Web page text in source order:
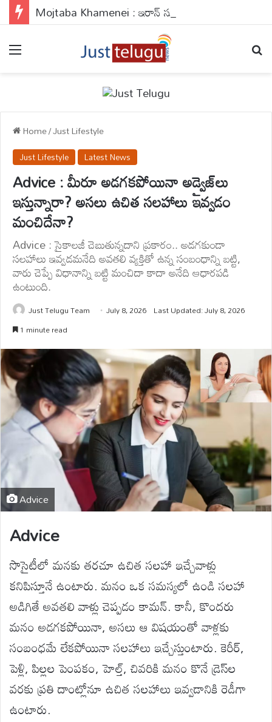
Home/Just Lifestyle
Just Lifestyle Latest News
Advice : మీరూ అడగకపోయినా అడ్వైజ్‌లు
ఇస్తున్నారా? అసలు ఉచిత సలహాలు ఇవ్వడం
మంచిదేనా?
Advice : సైకాలజీ చెబుతున్నదాని ప్రకారం.. అడగకుండా
సలహాలు ఇవ్వడమనేది అవతలి వ్యక్తితో ఉన్న సంబంధాన్ని బట్టి,
వారు చెప్పే విధానాన్ని బట్టి మంచిదా కాదా అనేది ఆధారపడి
ఉంటుంది.
Just Telugu Team July 8, 2026 Last Updated: July 8, 2026
1 minute read
Advice
Advice
సొసైటీలో మనకు తరచూ ఉచిత సలహా ఇచ్చేవాళ్లు
కనిపిస్తూనే ఉంటారు. మనం ఒక సమస్యలో ఉండి సలహా
అడిగితే అవతలి వాళ్లు చెప్పడం కామన్. కానీ, కొందరు
మనం అడగకపోయినా, అసలు ఆ విషయంతో వాళ్లకు
సంబంధమే లేకపోయినా సలహాలు ఇచ్చేస్తుంటారు. కెరీర్,
పెళ్లి, పిల్లల పెంపకం, హెల్త్, చివరికి మనం కొనే డ్రెస్‌ల
వరకు ప్రతి దాంట్లోనూ ఉచిత సలహాలు ఇవ్వడానికి రెడీగా
ఉంటారు.